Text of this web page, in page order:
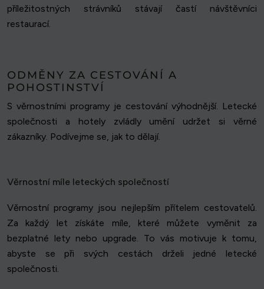
příležitostných strávníků stávají častí návštěvníci
restaurací.
ODMĚNY ZA CESTOVÁNÍ A
POHOSTINSTVÍ
S věrnostními programy je cestování výhodnější. Letecké
společnosti a hotely zvládly umění udržet si věrné
zákazníky. Podívejme se, jak to dělají.
Věrnostní míle leteckých společností
Věrnostní programy jsou nejlepším přítelem cestovatelů.
Za každý let získáte míle, které můžete vyměnit za
bezplatné lety nebo upgrade. To vás motivuje k tomu,
abyste se při svých cestách drželi jedné letecké
společnosti.